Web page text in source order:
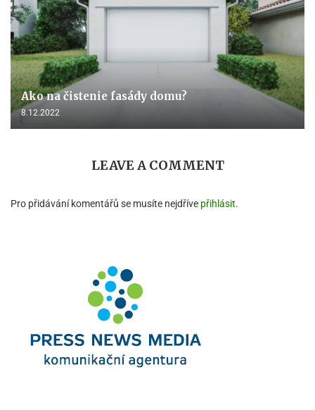
Ako na čistenie fasády domu?
8.12.2022
LEAVE A COMMENT
Pro přidávání komentářů se musíte nejdříve přihlásit.